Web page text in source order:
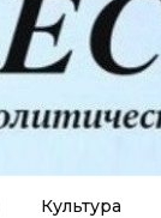
Культура